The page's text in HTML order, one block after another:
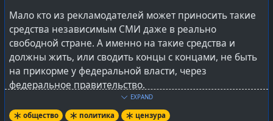
Мало кто из рекламодателей может приносить такие
средства независимым СМИ даже в реально
свободной стране. А именно на такие средства и
должны жить, или сводить концы с концами, не быть
на прикорме у федеральной власти, через
федеральное правительство.
Да, граждане США враждебно настроены к РФ и
EXPAND
общество политика цензура